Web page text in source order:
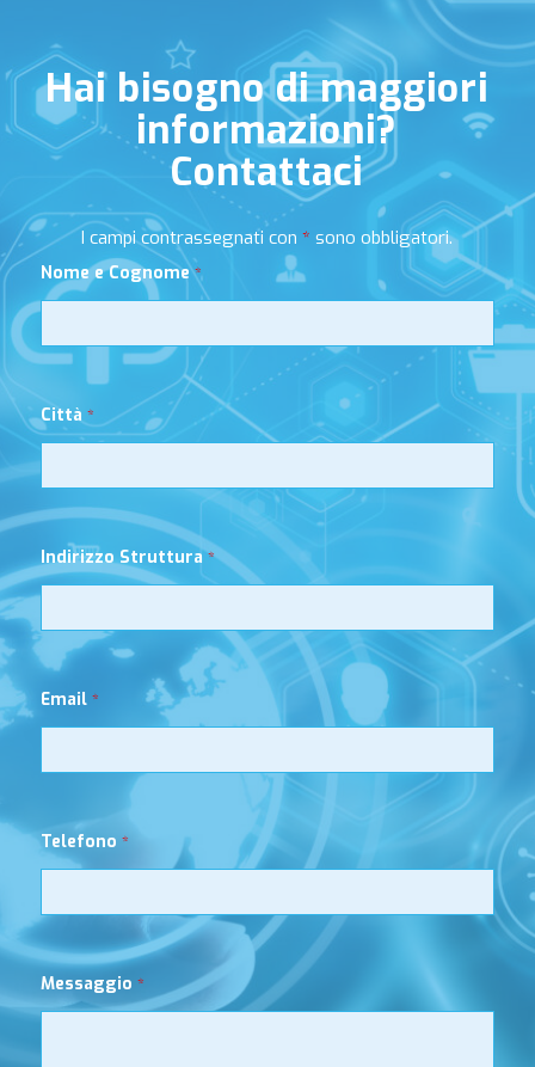
Hai bisogno di maggiori
informazioni?
Contattaci
I campi contrassegnati con* sono obbligatori.
Nome e Cognome*
Città *
Indirizzo Struttura*
Email *
Telefono *
Messaggio *